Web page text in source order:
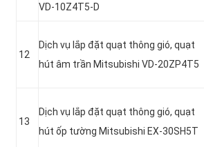
VD-10Z4T5-D
12
Dịch vụ lắp đặt quạt thông gió, quạt
hút âm trần Mitsubishi VD-20ZP4T5
13
Dịch vụ lắp đặt quạt thông gió, quạt
hút ốp tường Mitsubishi EX-30SH5T